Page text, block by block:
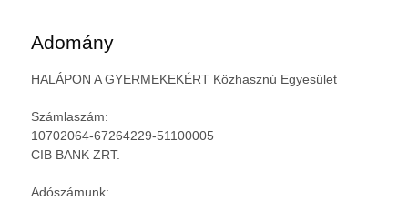
Adomány
HALÁPON A GYERMEKEKÉRT Közhasznú Egyesület
Számlaszám:
10702064-67264229-51100005
CIB BANK ZRT.
Adószámunk: